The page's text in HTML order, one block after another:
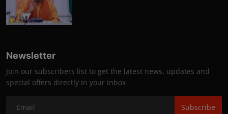
Newsletter
Join our subscribers list to get the latest news, updates and
special offers directly in your inbox
Subscribe